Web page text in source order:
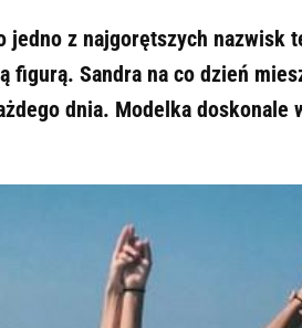
jedno z najgorętszych nazwisk
figurą. Sandra na co dzień
dnia. Modelka